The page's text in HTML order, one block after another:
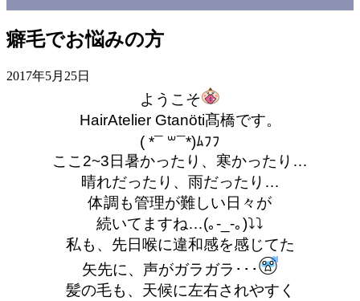
癖毛でお悩みの方
2017年5月25日
ようこそ
HairAtelier Gtanöti髙橋です。
( *¯ ꒳¯*)ﾑﾌﾌ
ここ2~3日暑かったり、寒かったり…
晴れだったり、雨だったり…
体調も管理が難しい日々が
続いてますね…(｡-_-｡)⤵︎⤵︎
私も、先日喉に違和感を感じてた
矢先に、声がガラガラ･･･
髪の毛も、天候に左右されやすく